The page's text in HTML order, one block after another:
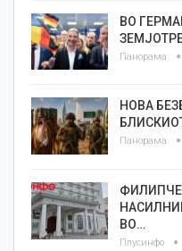
ВО
Панорама
НОВА
Панорама
ФИЛИПЧЕ
ВО…
Плусинфо